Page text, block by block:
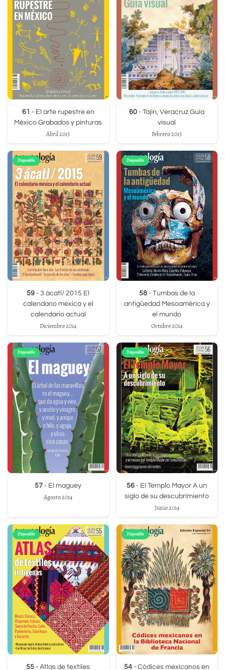
61 - El arte rupestre en
México Grabados y pinturas
Abril 2015
60 - Tajín, Veracruz Guía
visual
Febrero 2015
Disponible
59 - 3 ácatl/ 2015 El
calendario mexica y el
calendario actual
Diciembre 2014
Disponible
58- Tumbas de la
antigüedad Mesoamérica y
el mundo
Octubre 2014
Disponible
57 - El maguey
Agosto 2014
Disponible
56 - El Templo Mayor A un
siglo de su descubrimiento
Junio 2014
Disponible
55 - Atlas de textiles
Disponible
54 - Códices mexicanos en